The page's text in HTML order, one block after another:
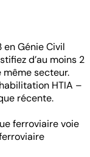
en Génie Civil
d’au moins 2
secteur.
HTIA –
récente.
ferroviaire voie